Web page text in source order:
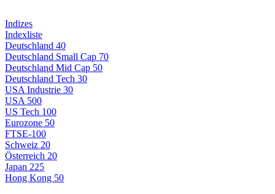
Indizes
Indexliste
Deutschland 40
Deutschland Small Cap 70
Deutschland Mid Cap 50
Deutschland Tech 30
USA Industrie 30
USA 500
US Tech 100
Eurozone 50
FTSE-100
Schweiz 20
Österreich 20
Japan 225
Hong Kong 50